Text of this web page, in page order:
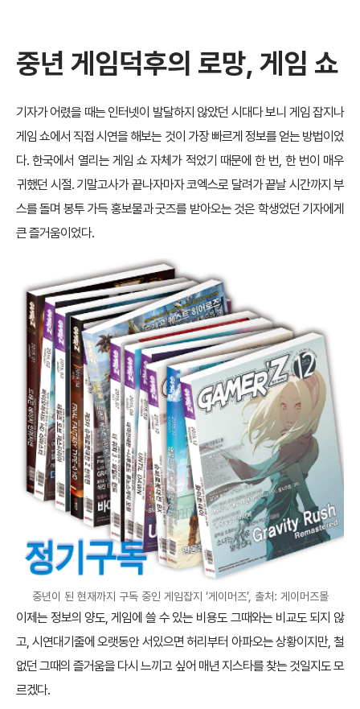
중년 게임덕후의 로망, 게임 쇼
기자가 어렸을 때는 인터넷이 발달하지 않았던 시대다 보니 게임 잡지나
게임 쇼에서 직접 시연을 해보는 것이 가장 빠르게 정보를 얻는 방법이었
다. 한국에서 열리는 게임 쇼 자체가 적었기 때문에 한 번, 한 번이 매우
귀했던 시절. 기말고사가 끝나자마자 코엑스로 달려가 끝날 시간까지 부
스를 돌며 봉투 가득 홍보물과 굿즈를 받아오는 것은 학생었던 기자에게
큰 즐거움이었다.
중년이 된 현재까지 구독 중인 게임잡지 ‘게이머즈’, 출처: 게이머즈몰
이제는 정보의 양도, 게임에 쓸 수 있는 비용도 그때와는 비교도 되지 않
고, 시연대기줄에 오랫동안 서있으면 허리부터 아파오는 상황이지만, 철
없던 그때의 즐거움을 다시 느끼고 싶어 매년 지스타를 찾는 것일지도 모
르겠다.